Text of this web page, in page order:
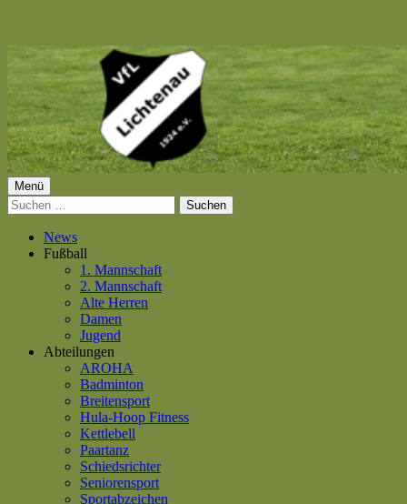
Springe
zum
Inhalt
VfL Lichtenau 1924 e.V.
Primäres
Menü
Menü
Suchen
nach:
News
Fußball
1. Mannschaft
2. Mannschaft
Alte Herren
Damen
Jugend
Abteilungen
AROHA
Badminton
Breitensport
Hula-Hoop Fitness
Kettlebell
Paartanz
Schiedsrichter
Seniorensport
Sportabzeichen